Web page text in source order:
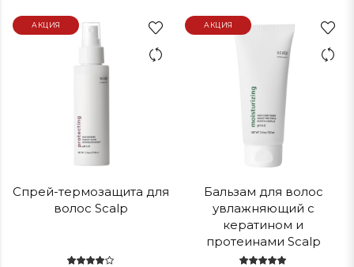
АКЦИЯ
Спрей-термозащита для
волос Scalp
АКЦИЯ
Бальзам для волос
увлажняющий с
кератином и
протеинами Scalp